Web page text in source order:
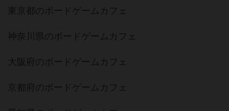
東京都のボードゲームカフェ
神奈川県のボードゲームカフェ
大阪府のボードゲームカフェ
京都府のボードゲームカフェ